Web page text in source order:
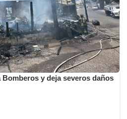
y deja severos daños